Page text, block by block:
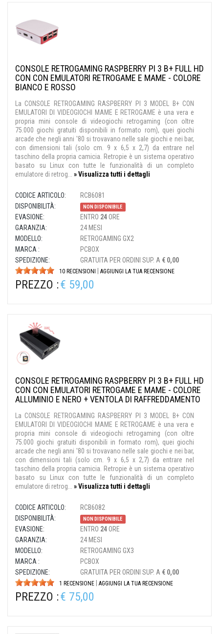
CONSOLE RETROGAMING RASPBERRY PI 3 B+ FULL HD
CON CON EMULATORI RETROGAME E MAME - COLORE
BIANCO E ROSSO
La CONSOLE RETROGAMING RASPBERRY PI 3 MODEL B+ CON
EMULATORI DI VIDEOGIOCHI MAME E RETROGAME è una vera e
propria mini console di videogiochi retrogaming (con oltre
75.000 giochi gratuiti disponibili in formato rom), quei giochi
arcade che negli anni '80 si trovavano nelle sale giochi e nei bar,
con dimensioni tali (solo cm. 9 x 6,5 x 2,7) da entrare nel
taschino della propria camicia. Retropie è un sistema operativo
basato su Linux con tutte le funzionalità di un completo
emulatore di retrog... » Visualizza tutti i dettagli
CODICE ARTICOLO:
RCB6081
DISPONIBILITÀ:
NON DISPONIBILE
EVASIONE: ENTRO 24ORE
GARANZIA:
24 MESI
MODELLO:
RETROGAMING GX2
MARCA :
PCBOX
SPEDIZIONE:
GRATUITA PER ORDINI SUP. A € 0,00
10 RECENSIONI AGGIUNGI LA TUA RECENSIONE
PREZZO :€ 59,00
CONSOLE RETROGAMING RASPBERRY PI 3 B+ FULL HD
CON CON EMULATORI RETROGAME E MAME - COLORE
ALLUMINIO E NERO + VENTOLA DI RAFFREDDAMENTO
La CONSOLE RETROGAMING RASPBERRY PI 3 MODEL B+ CON
EMULATORI DI VIDEOGIOCHI MAME E RETROGAME è una vera e
propria mini console di videogiochi retrogaming (con oltre
75.000 giochi gratuiti disponibili in formato rom), quei giochi
arcade che negli anni '80 si trovavano nelle sale giochi e nei bar,
con dimensioni tali (solo cm. 9 x 6,5 x 2,7) da entrare nel
taschino della propria camicia. Retropie è un sistema operativo
basato su Linux con tutte le funzionalità di un completo
emulatore di retrog... » Visualizza tutti i dettagli
CODICE ARTICOLO:
RCB6082
DISPONIBILITÀ:
NON DISPONIBILE
EVASIONE: ENTRO 24ORE
GARANZIA:
24 MESI
MODELLO:
RETROGAMING GX3
MARCA :
PCBOX
SPEDIZIONE:
GRATUITA PER ORDINI SUP. A € 0,00
1 RECENSIONE AGGIUNGI LA TUA RECENSIONE
PREZZO :€ 75,00